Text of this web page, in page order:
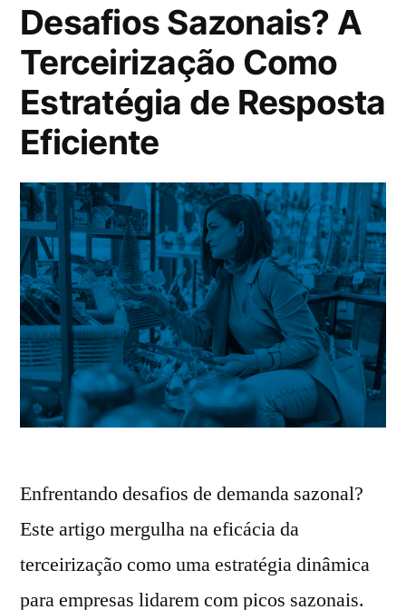
Desafios Sazonais? A
Terceirização Como
Estratégia de Resposta
Eficiente
Enfrentando desafios de demanda sazonal?
Este artigo mergulha na eficácia da
terceirização como uma estratégia dinâmica
para empresas lidarem com picos sazonais.